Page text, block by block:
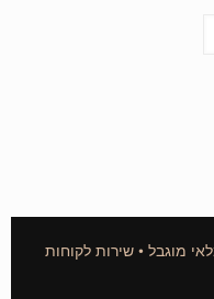
מוגבל • שירות לקוחות